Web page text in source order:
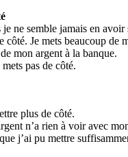
ne semble jamais en
Je mets beaucoup de
mon argent à la banque.
pas de côté.
plus de côté.
n’a rien à voir avec
j’ai pu mettre